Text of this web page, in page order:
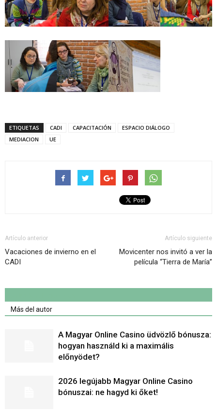
ETIQUETAS CADI CAPACITACIÓN
ESPACIO DIÁLOGO
MEDIACION
UE
Artículo anterior
Vacaciones de invierno en el
CADI
Artículo siguiente
Movicenter nos invitó a ver la
película “Tierra de María”
Más del autor
A Magyar Online Casino üdvözlő bónusza:
hogyan használd ki a maximális
előnyödet?
2026 legújabb Magyar Online Casino
bónuszai: ne hagyd ki őket!